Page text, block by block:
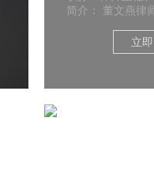
简介： 董文燕律
立